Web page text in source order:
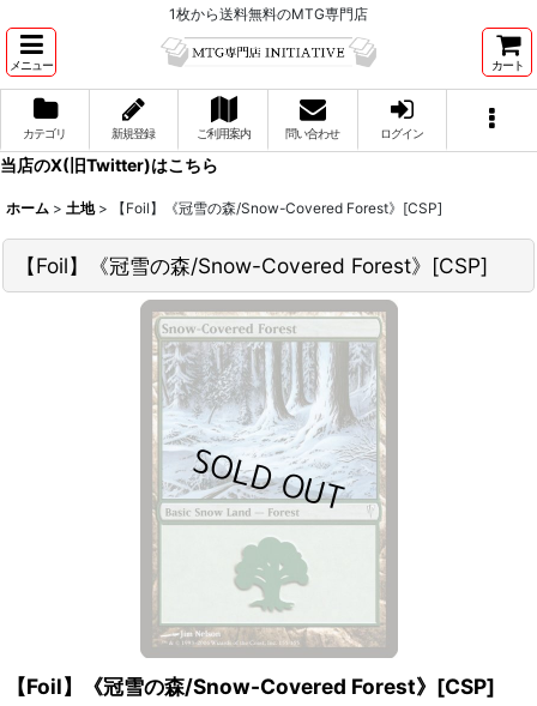
1枚から送料無料のMTG専門店
メニュー カート
カテゴリ 新規登録 ご利用案内 問い合わせ ログイン
当店のX(旧Twitter)はこちら
ホーム > 土地 > 【Foil】《冠雪の森/Snow-Covered Forest》[CSP]
【Foil】《冠雪の森/Snow-Covered Forest》[CSP]
【Foil】《冠雪の森/Snow-Covered Forest》[CSP]